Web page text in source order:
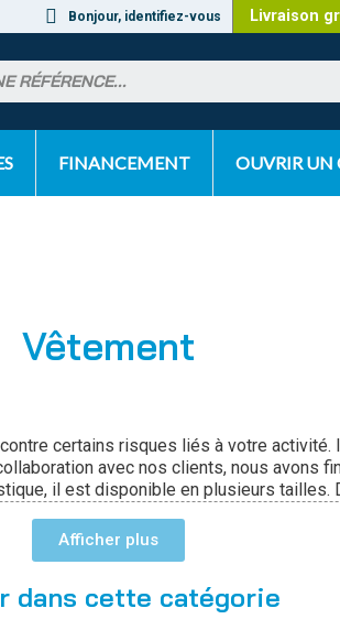
Bonjour, identifiez-vous Livraison
FINANCEMENT OUVRIR UN
Vêtement
certains risques liés à votre
avec nos clients, nous avons
il est disponible en plusieurs
Afficher
dans cette catégorie